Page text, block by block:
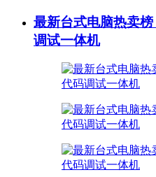
最新台式电脑热卖
调试一体机